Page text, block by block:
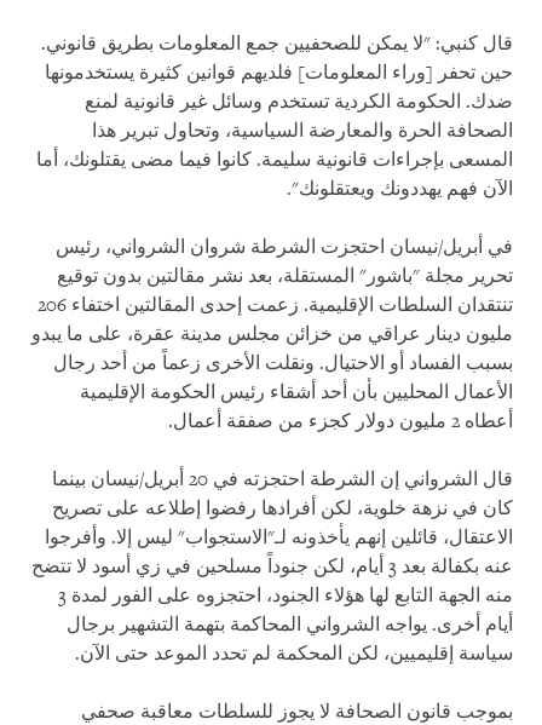
قال كنبي: "لا يمكن للصحفيين جمع المعلومات بطريق قانوني.
حين تحفر [وراء المعلومات] فلديهم قوانين كثيرة يستخدمونها
ضدك. الحكومة الكردية تستخدم وسائل غير قانونية لمنع
الصحافة الحرة والمعارضة السياسية، وتحاول تبرير هذا
المسعى بإجراءات قانونية سليمة. كانوا فيما مضى يقتلونك، أما
الآن فهم يهددونك ويعتقلونك".
في أبريل/نيسان احتجزت الشرطة شروان الشرواني، رئيس
تحرير مجلة "باشور" المستقلة، بعد نشر مقالتين بدون توقيع
تنتقدان السلطات الإقليمية. زعمت إحدى المقالتين اختفاء 206
مليون دينار عراقي من خزائن مجلس مدينة عقرة، على ما يبدو
بسبب الفساد أو الاحتيال. ونقلت الأخرى زعماً من أحد رجال
الأعمال المحليين بأن أحد أشقاء رئيس الحكومة الإقليمية
أعطاه 2 مليون دولار كجزء من صفقة أعمال.
قال الشرواني إن الشرطة احتجزته في 20 أبريل/نيسان بينما
كان في نزهة خلوية، لكن أفرادها رفضوا إطلاعه على تصريح
الاعتقال، قائلين إنهم يأخذونه لـ"الاستجواب" ليس إلا. وأفرجوا
عنه بكفالة بعد 3 أيام، لكن جنوداً مسلحين في زي أسود لا تتضح
منه الجهة التابع لها هؤلاء الجنود، احتجزوه على الفور لمدة 3
أيام أخرى. يواجه الشرواني المحاكمة بتهمة التشهير برجال
سياسة إقليميين، لكن المحكمة لم تحدد الموعد حتى الآن.
بموجب قانون الصحافة لا يجوز للسلطات معاقبة صحفي